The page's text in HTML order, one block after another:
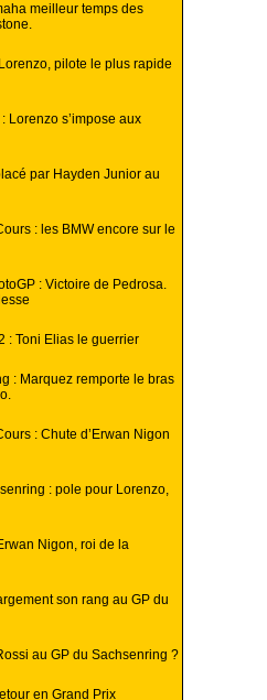
meilleur temps des
pilote le plus rapide
Lorenzo s’impose aux
par Hayden Junior au
: les BMW encore sur le
: Victoire de Pedrosa.
: Toni Elias le guerrier
: Marquez remporte le bras
: Chute d’Erwan Nigon
: pole pour Lorenzo,
Nigon, roi de la
son rang au GP du
au GP du Sachsenring ?
en Grand Prix